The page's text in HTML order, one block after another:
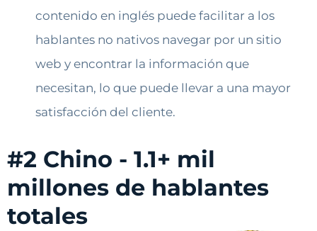
contenido en inglés puede facilitar a los
hablantes no nativos navegar por un sitio
web y encontrar la información que
necesitan, lo que puede llevar a una mayor
satisfacción del cliente.
#2 Chino - 1.1+ mil
millones de hablantes
totales